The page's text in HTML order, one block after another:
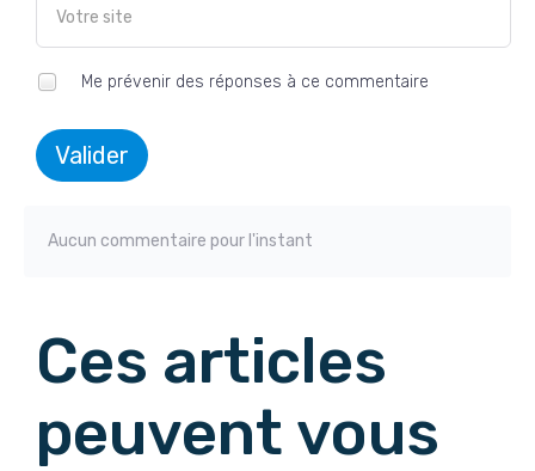
Me prévenir des réponses à ce commentaire
Valider
Aucun commentaire pour l'instant
Ces articles
peuvent vous